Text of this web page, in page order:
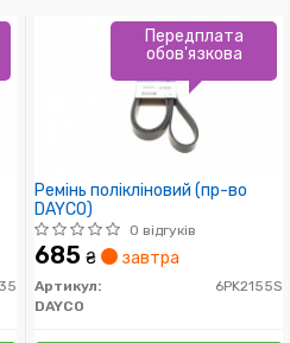
Ремінь полікліновий (пр-во
DAYCO)
0 відгуків
685 ₴ завтра
Артикул:
6PK2155S
DAYCO
Передплата
обов'язкова